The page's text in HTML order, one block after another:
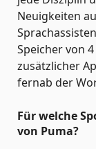
Neuigkeiten
Speicher von
zusätzlicher
fernab der
Für welche
von Puma?